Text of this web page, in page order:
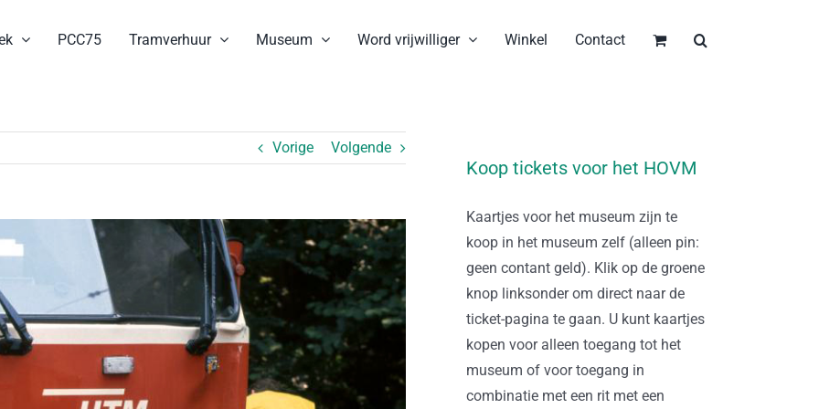
PCC75 Tramverhuur Museum Word vrijwilliger Winkel Contact
Vorige Volgende
Koop tickets voor het HOVM
Kaartjes voor het museum zijn te
koop in het museum zelf (alleen pin:
geen contant geld). Klik op de groene
knop linksonder om direct naar de
ticket-pagina te gaan. U kunt kaartjes
kopen voor alleen toegang tot het
museum of voor toegang in
combinatie met een rit met een